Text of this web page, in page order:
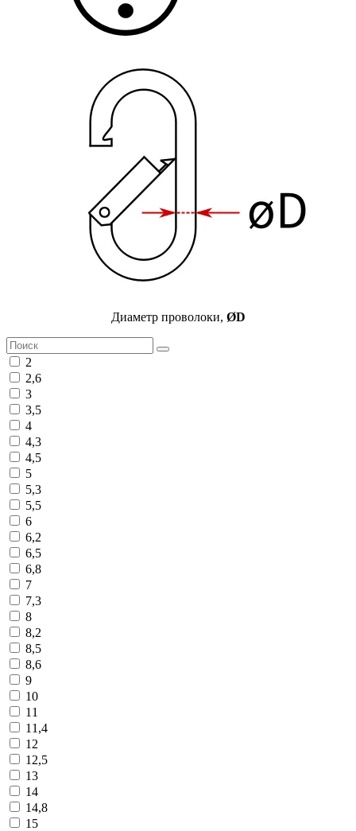
Диаметр проволоки, ØD
2
2,6
3
3,5
4
4,3
4,5
5
5,3
5,5
6
6,2
6,5
6,8
7
7,3
8
8,2
8,5
8,6
9
10
11
11,4
12
12,5
13
14
14,8
15